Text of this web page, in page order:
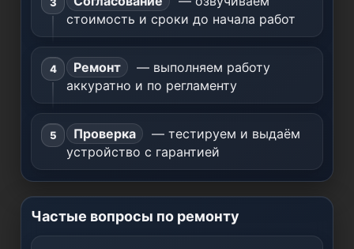
стоимость и сроки до начала работ
Ремонт
— выполняем работу
аккуратно и по регламенту
Проверка
— тестируем и выдаём
устройство с гарантией
Частые вопросы по ремонту